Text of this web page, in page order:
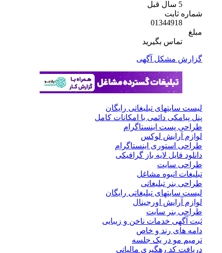
شماره ثابت
01344918
تماس بگیرید
گزارش مشکل آگهی
لیست سایتهای تبلیغاتی رایگان
پنل پیامکی دائمی با امکانات کامل
طراحی پست اینستاگرام
لوازم آرایش لوکس
طراحی استوری اینستاگرام
دانلود فایل لایه باز گرافیکی
طراحی سایت
تبلیغات انبوه مشاغل
طراحی بنر تبلیغاتی
لیست سایتهای تبلیغاتی رایگان
لوازم آرایش اورجینال
طراحی بنر سایت
ثبت آگهی خدمات ناخن و زیبایی
دامه های رند و خاص
ترمیم مو در یک جلسه
دریافت کد رهگیری مالیاتی